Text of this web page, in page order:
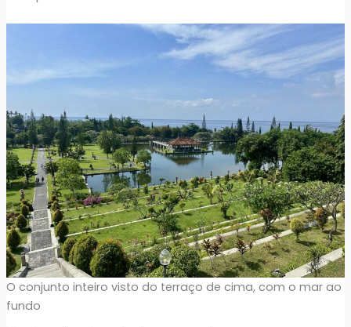
O conjunto inteiro visto do terraço de cima, com o mar ao
fundo